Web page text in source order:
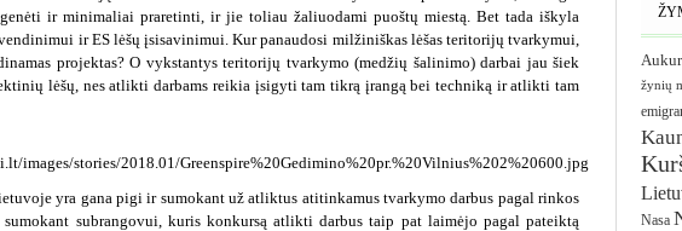
ir minimaliai praretinti, ir jie toliau žaliuodami puoštų miestą. Bet tada iškyla
ir ES lėšų įsisavinimui. Kur panaudosi milžiniškas lėšas teritorijų tvarkymui,
projektas? O vykstantys teritorijų tvarkymo (medžių šalinimo) darbai jau šiek
lėšų, nes atlikti darbams reikia įsigyti tam tikrą įrangą bei techniką ir atlikti tam
yra gana pigi ir sumokant už atliktus atitinkamus tvarkymo darbus pagal rinkos
subrangovui, kuris konkursą atlikti darbus taip pat laimėjo pagal pateiktą
žynių
Nasa